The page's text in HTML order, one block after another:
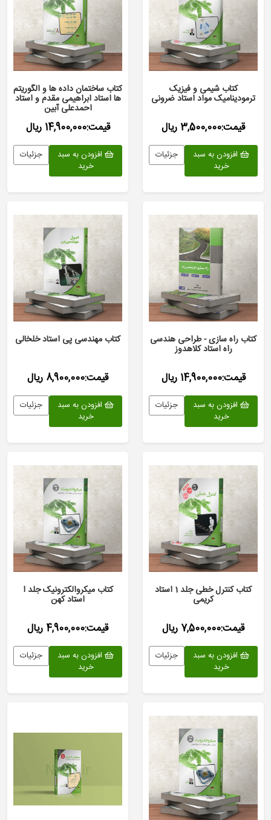
کتاب شیمی و فیزیک
ترمودینامیک مواد استاد ضرونی
قیمت:3,500,000 ریال
افزودن به سبد
خرید
جزئیات
کتاب ساختمان داده ها و الگوریتم
ها استاد ابراهیمی مقدم و استاد
احمدعلی آبین
قیمت:14,900,000 ریال
افزودن به سبد
خرید
جزئیات
کتاب راه سازی - طراحی هندسی
راه استاد کلاهدوز
قیمت:14,900,000 ریال
افزودن به سبد
خرید
جزئیات
کتاب مهندسی پی استاد خلخالی
قیمت:8,900,000 ریال
افزودن به سبد
خرید
جزئیات
کتاب کنترل خطی جلد 1 استاد
کریمی
قیمت:7,500,000 ریال
افزودن به سبد
خرید
جزئیات
کتاب میکروالکترونیک جلد ا
استاد کهن
قیمت:4,900,000 ریال
افزودن به سبد
خرید
جزئیات